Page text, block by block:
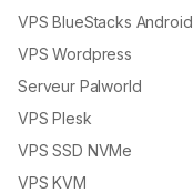
VPS BlueStacks Android
VPS Wordpress
Serveur Palworld
VPS Plesk
VPS SSD NVMe
VPS KVM